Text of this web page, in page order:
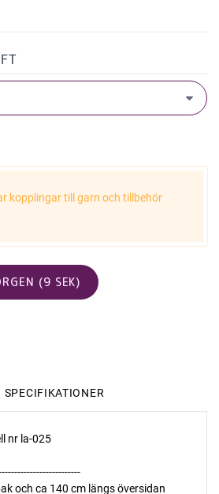
kopplingar till garn och tillbehör
(9 SEK)
SPECIFIKATIONER
nr la-025
och ca 140 cm längs översidan